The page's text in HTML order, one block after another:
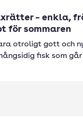
– enkla,
för sommaren
otroligt gott och
fisk som